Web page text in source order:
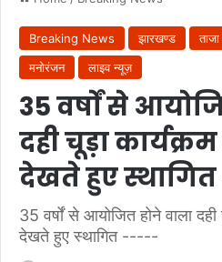
Breaking News झारखण्ड
मनोरंजन
लाइव न्यूज़
35 वर्षों से
दही चूड़ा
देखते हुए
35 वर्षों से आयोजित होने वाला दही
देखते हुए स्थागित -----